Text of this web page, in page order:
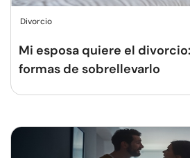
Divorcio
Mi esposa quiere el
formas de sobrellevarlo